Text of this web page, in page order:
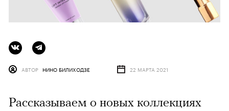
АВТОР НИНО БИЛИХОДЗЕ 22 МАРТА 2021
Рассказываем о новых коллекциях